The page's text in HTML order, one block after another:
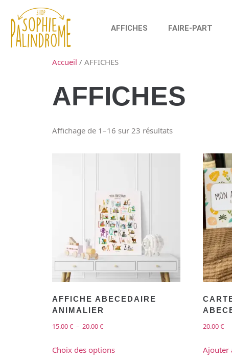
AFFICHES FAIRE-PART
Accueil / AFFICHES
AFFICHES
Affichage de 1–16 sur 23 résultats
AFFICHE ABECEDAIRE
ANIMALIER
15.00€ – 20.00€
Choix des options
20.00€
Ajouter